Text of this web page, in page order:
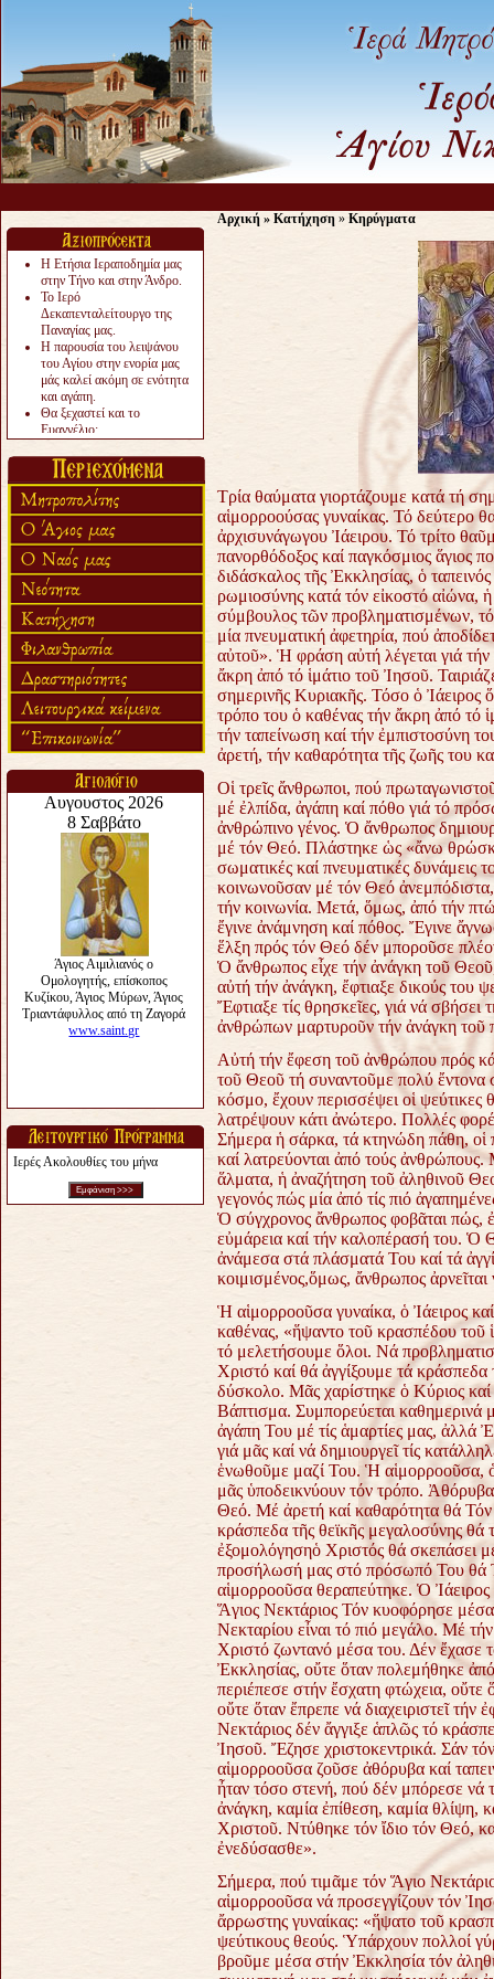
Η Ετήσια Ιεραποδημία μας
στην Τήνο και στην Άνδρο.
Το Ιερό
Δεκαπενταλείτουργο της
Παναγίας μας.
Η παρουσία του λειψάνου
του Αγίου στην ενορία μας
μάς καλεί ακόμη σε ενότητα
και αγάπη.
Θα ξεχαστεί και το
Ευαγγέλιο;
«πολύ αργά».
Ζητείται....
Ιερές Ακολουθίες του μήνα
Αρχική » Κατήχηση » Κηρύγματα
Τρία θαύματα γιορτάζουμε κατά τή
αἱμορροούσας γυναίκας. Τό δεύτερο
ἀρχισυνάγωγου Ἰάειρου. Τό τρίτο
πανορθόδοξος καί παγκόσμιος ἅγιος
διδάσκαλος τῆς Ἐκκλησίας, ὁ
ρωμιοσύνης κατά τόν εἰκοστό αἰώνα,
σύμβουλος τῶν προβληματισμένων,
μία πνευματική ἀφετηρία, πού
αὐτοῦ». Ἡ φράση αὐτή λέγεται γιά τήν
ἄκρη ἀπό τό ἱμάτιο τοῦ Ἰησοῦ.
σημερινῆς Κυριακῆς. Τόσο ὁ Ἰάειρος
τρόπο του ὁ καθένας τήν ἄκρη ἀπό τό
τήν ταπείνωση καί τήν ἐμπιστοσύνη
ἀρετή, τήν καθαρότητα τῆς ζωῆς του
Οἱ τρεῖς ἄνθρωποι, πού
μέ ἐλπίδα, ἀγάπη καί πόθο γιά τό
ἀνθρώπινο γένος. Ὁ ἄνθρωπος
μέ τόν Θεό. Πλάστηκε ὡς «ἄνω
σωματικές καί πνευματικές
κοινωνοῦσαν μέ τόν Θεό ἀνεμπόδιστα,
τήν κοινωνία. Μετά, ὅμως, ἀπό τήν
ἔγινε ἀνάμνηση καί πόθος. Ἔγινε
ἕλξη πρός τόν Θεό δέν μποροῦσε
Ὁ ἄνθρωπος εἶχε τήν ἀνάγκη τοῦ
αὐτή τήν ἀνάγκη, ἔφτιαξε δικούς του
Ἔφτιαξε τίς θρησκεῖες, γιά νά
ἀνθρώπων μαρτυροῦν τήν ἀνάγκη τοῦ
Αὐτή τήν ἔφεση τοῦ ἀνθρώπου πρός
τοῦ Θεοῦ τή συναντοῦμε πολύ ἔντονα
κόσμο, ἔχουν περισσέψει οἱ ψεύτικες
λατρέψουν κάτι ἀνώτερο. Πολλές
Σήμερα ἡ σάρκα, τά κτηνώδη πάθη, οἱ
καί λατρεύονται ἀπό τούς
ἅλματα, ἡ ἀναζήτηση τοῦ ἀληθινοῦ
γεγονός πώς μία ἀπό τίς πιό
Ὁ σύγχρονος ἄνθρωπος φοβᾶται πώς,
εὐμάρεια καί τήν καλοπέρασή του. Ὁ
ἀνάμεσα στά πλάσματά Του καί τά
κοιμισμένος,ὅμως, ἄνθρωπος
Ἡ αἱμορροοῦσα γυναίκα, ὁ Ἰάειρος
καθένας, «ἥψαντο τοῦ κρασπέδου
τό μελετήσουμε ὅλοι. Νά
Χριστό καί θά ἀγγίξουμε τά
δύσκολο. Μᾶς χαρίστηκε ὁ Κύριος
Βάπτισμα. Συμπορεύεται καθημερινά
ἀγάπη Του μέ τίς ἁμαρτίες μας, ἀλλά
γιά μᾶς καί νά δημιουργεῖ τίς
ἑνωθοῦμε μαζί Του. Ἡ αἱμορροοῦσα,
μᾶς ὑποδεικνύουν τόν τρόπο.
Θεό. Μέ ἀρετή καί καθαρότητα θά
κράσπεδα τῆς θεϊκῆς μεγαλοσύνης
ἐξομολόγησηὁ Χριστός θά σκεπάσει
προσήλωσή μας στό πρόσωπό Του θά
αἱμορροοῦσα θεραπεύτηκε. Ὁ Ἰάειρος
Ἅγιος Νεκτάριος Τόν κυοφόρησε
Νεκταρίου εἶναι τό πιό μεγάλο. Μέ τήν
Χριστό ζωντανό μέσα του. Δέν ἔχασε
Ἐκκλησίας, οὔτε ὅταν πολεμήθηκε
περιέπεσε στήν ἔσχατη φτώχεια, οὔτε
οὔτε ὅταν ἔπρεπε νά διαχειριστεῖ
Νεκτάριος δέν ἄγγιξε ἁπλῶς τό
Ἰησοῦ. Ἔζησε χριστοκεντρικά. Σάν
αἱμορροοῦσα ζοῦσε ἀθόρυβα καί
ἦταν τόσο στενή, πού δέν μπόρεσε νά
ἀνάγκη, καμία ἐπίθεση, καμία θλίψη,
Χριστοῦ. Ντύθηκε τόν ἴδιο τόν Θεό,
ἐνεδύσασθε».
Σήμερα, πού τιμᾶμε τόν Ἅγιο
αἱμορροοῦσα νά προσεγγίζουν τόν
ἄρρωστης γυναίκας: «ἥψατο τοῦ
ψεύτικους θεούς. Ὑπάρχουν πολλοί
βροῦμε μέσα στήν Ἐκκλησία τόν